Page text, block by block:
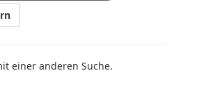
einer anderen Suche.